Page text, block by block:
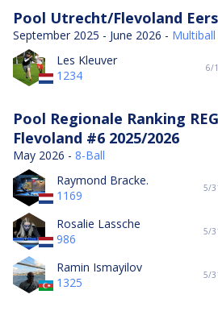
Pool Utrecht/Flevoland
September 2025 - June 2026 - Multiball
Les Kleuver
1234
6/
Pool Regionale Ranking
Flevoland #6 2025/2026
May 2026 - 8-Ball
Raymond Bracke.
1169
5/
Rosalie Lassche
986
5/
Ramin Ismayilov
1325
5/